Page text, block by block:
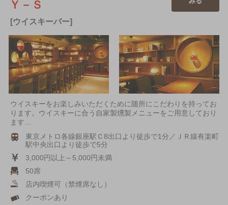
Ｙ－Ｓ
[ウイスキーバー]
ウイスキーをお楽しみいただくために随所にこだわりを持ってお
ります。ウイスキーに合う自家製燻製メニューをご用意しており
ます…
東京メトロ各線銀座駅Ｃ8出口より徒歩で1分／ＪＲ線有楽町
駅中央出口より徒歩で5分
3,000円以上～5,000円未満
50席
店内喫煙可（禁煙席なし）
クーポンあり